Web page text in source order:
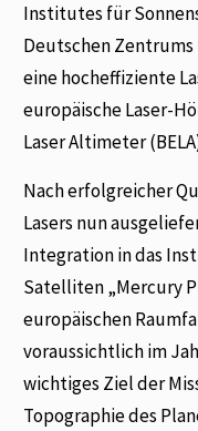
Institutes für
Deutschen
eine hocheffiziente
europäische Laser-
Laser Altimeter
Nach erfolgreicher
Lasers nun
Integration in das
Satelliten „Mercury
europäischen
voraussichtlich im
wichtiges Ziel der
Topographie des